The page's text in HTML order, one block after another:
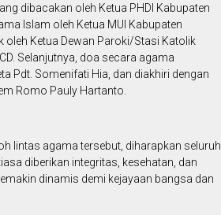
dibacakan oleh Ketua PHDI Kabupaten
Islam oleh Ketua MUI Kabupaten
oleh Ketua Dewan Paroki/Stasi Katolik
Selanjutnya, doa secara agama
Pdt. Somenifati Hia, dan diakhiri dengan
Romo Pauly Hartanto.
lintas agama tersebut, diharapkan seluruh
diberikan integritas, kesehatan, dan
dinamis demi kejayaan bangsa dan